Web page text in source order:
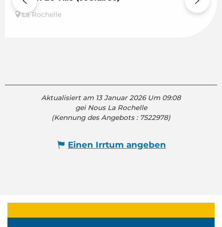
La Rochelle
Aktualisiert am 13 Januar 2026 Um 09:08
gei Nous La Rochelle
(Kennung des Angebots : 7522978)
Einen Irrtum angeben